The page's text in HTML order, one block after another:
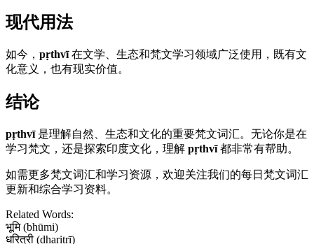
现代用法
如今， pṛthvī在文学、生态和梵文学习领域广泛使用，既有文
化意义，也有现实价值。
结论
pṛthvī是理解自然、生态和文化的重要梵文词汇。无论你是在
学习梵文，还是探索印度文化，理解 pṛthvī都非常有帮助。
如需更多梵文词汇和学习资源，欢迎关注我们的每日梵文词汇
更新和综合学习资料。
Related Words:
भूमि (bhūmi)
धरित्री (dharitrī)